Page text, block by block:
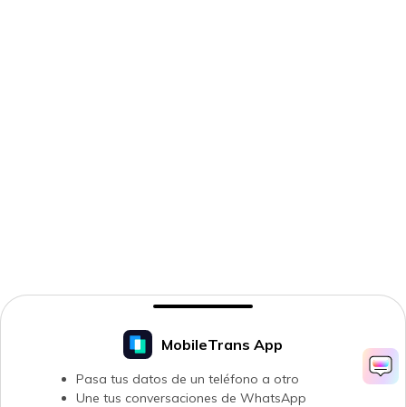
MobileTrans App
Pasa tus datos de un teléfono a otro
Une tus conversaciones de WhatsApp